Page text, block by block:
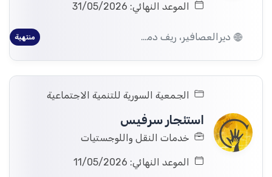
الموعد النهائي: 31/05/2026
ديرالعصافير، ريف دمشق منتهية
الجمعية السورية للتنمية الاجتماعية
استئجار سرفيس
خدمات النقل واللوجستيات
الموعد النهائي: 11/05/2026